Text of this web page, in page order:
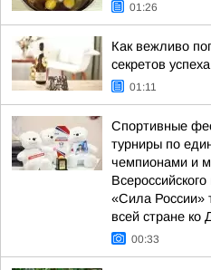
01:26
Как вежливо
секретов успеха
01:11
Спортивные
турниры по
чемпионами и
«Сила России»
всей стране ко
00:33